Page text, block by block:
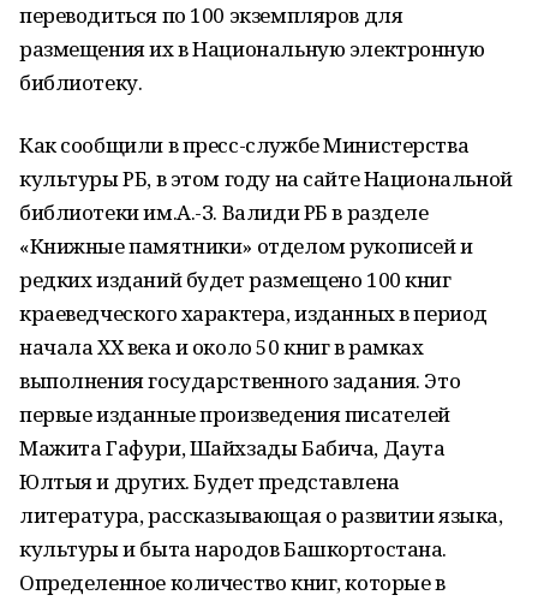
переводиться по 100 экземпляров для
размещения их в Национальную электронную
библиотеку.
Как сообщили в пресс-службе Министерства
культуры РБ, в этом году на сайте Национальной
библиотеки им.А.-З. Валиди РБ в разделе
«Книжные памятники» отделом рукописей и
редких изданий будет размещено 100 книг
краеведческого характера, изданных в период
начала ХХ века и около 50 книг в рамках
выполнения государственного задания. Это
первые изданные произведения писателей
Мажита Гафури, Шайхзады Бабича, Даута
Юлтыя и других. Будет представлена
литература, рассказывающая о развитии языка,
культуры и быта народов Башкортостана.
Определенное количество книг, которые в